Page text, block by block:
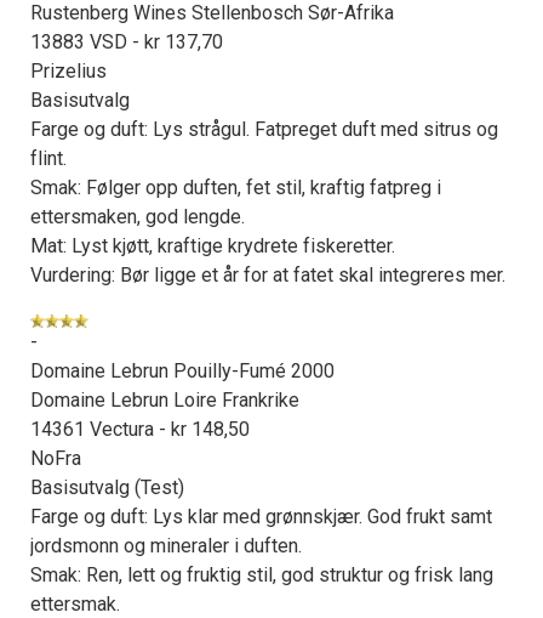
Rustenberg Wines Stellenbosch Sør-Afrika
13883 VSD - kr 137,70
Prizelius
Basisutvalg
Farge og duft: Lys strågul. Fatpreget duft med sitrus og
flint.
Smak: Følger opp duften, fet stil, kraftig fatpreg i
ettersmaken, god lengde.
Mat: Lyst kjøtt, kraftige krydrete fiskeretter.
Vurdering: Bør ligge et år for at fatet skal integreres mer.
-
Domaine Lebrun Pouilly-Fumé 2000
Domaine Lebrun Loire Frankrike
14361 Vectura - kr 148,50
NoFra
Basisutvalg (Test)
Farge og duft: Lys klar med grønnskjær. God frukt samt
jordsmonn og mineraler i duften.
Smak: Ren, lett og fruktig stil, god struktur og frisk lang
ettersmak.